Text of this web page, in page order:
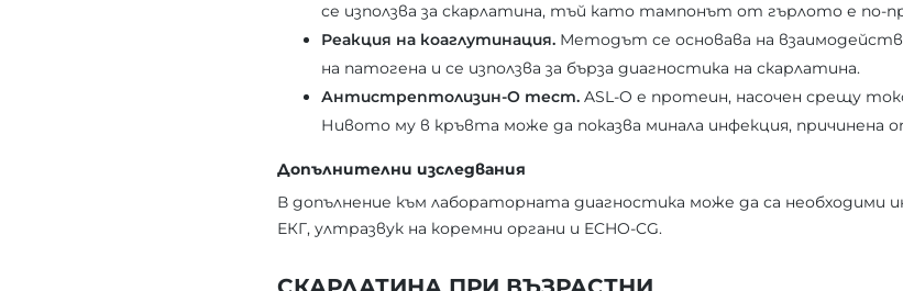
се използва за скарлатина, тъй като тампонът от гърлото е по-
Реакция на коаглутинация. Методът се основава на
на патогена и се използва за бърза диагностика на скарлатина.
Антистрептолизин-О тест. ASL-O е протеин, насочен срещу
Нивото му в кръвта може да показва минала инфекция, причинена
Допълнителни изследвания
В допълнение към лабораторната диагностика може да са необходими
ЕКГ, ултразвук на коремни органи и ECHO-CG.